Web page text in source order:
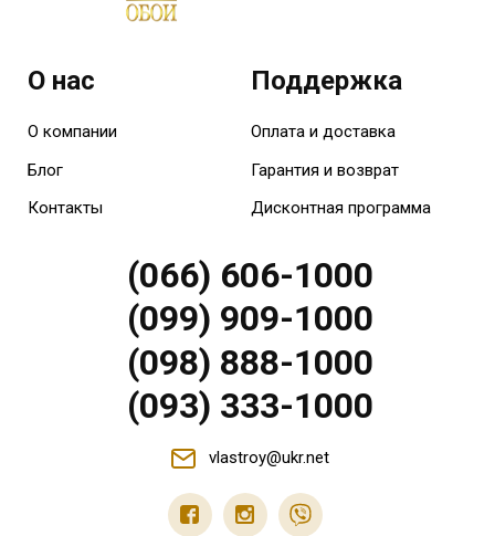
О нас
О компании
Блог
Контакты
Поддержка
Оплата и доставка
Гарантия и возврат
Дисконтная программа
(066) 606-1000
(099) 909-1000
(098) 888-1000
(093) 333-1000
vlastroy@ukr.net